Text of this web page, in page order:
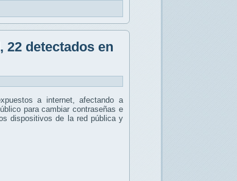
22 detectados en
a internet, afectando a
para cambiar contraseñas e
dispositivos de la red pública y